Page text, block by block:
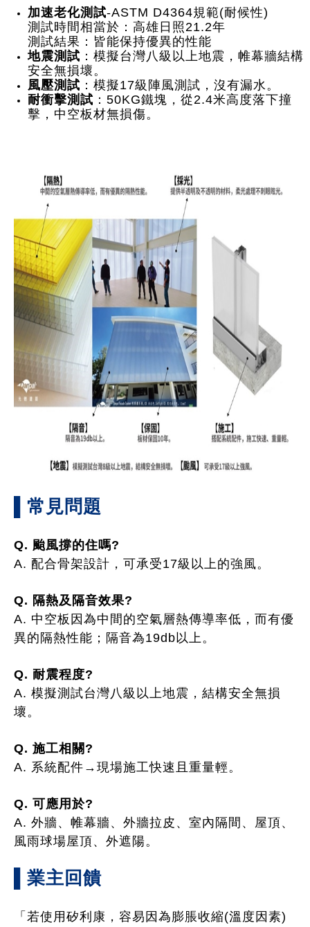
加速老化測試-ASTM D4364規範(耐候性)
測試時間相當於：高雄日照21.2年
測試結果：皆能保持優異的性能
地震測試 ：模擬台灣八級以上地震，帷幕牆結構
安全無損壞。
風壓測試 ：模擬17級陣風測試，沒有漏水。
耐衝擊測試 ：50KG鐵塊，從2.4米高度落下撞
擊，中空板材無損傷。
▌常見問題
Q. 颱風撐的住嗎?
A. 配合骨架設計，可承受17級以上的強風。
Q. 隔熱及隔音效果?
A. 中空板因為中間的空氣層熱傳導率低，而有優
異的隔熱性能；隔音為19db以上。
Q. 耐震程度?
A. 模擬測試台灣八級以上地震，結構安全無損
壞。
Q. 施工相關?
A. 系統配件→現場施工快速且重量輕。
Q. 可應用於?
A. 外牆、帷幕牆、外牆拉皮、室內隔間、屋頂、
風雨球場屋頂、外遮陽。
▌業主回饋
「若使用矽利康，容易因為膨脹收縮(溫度因素)